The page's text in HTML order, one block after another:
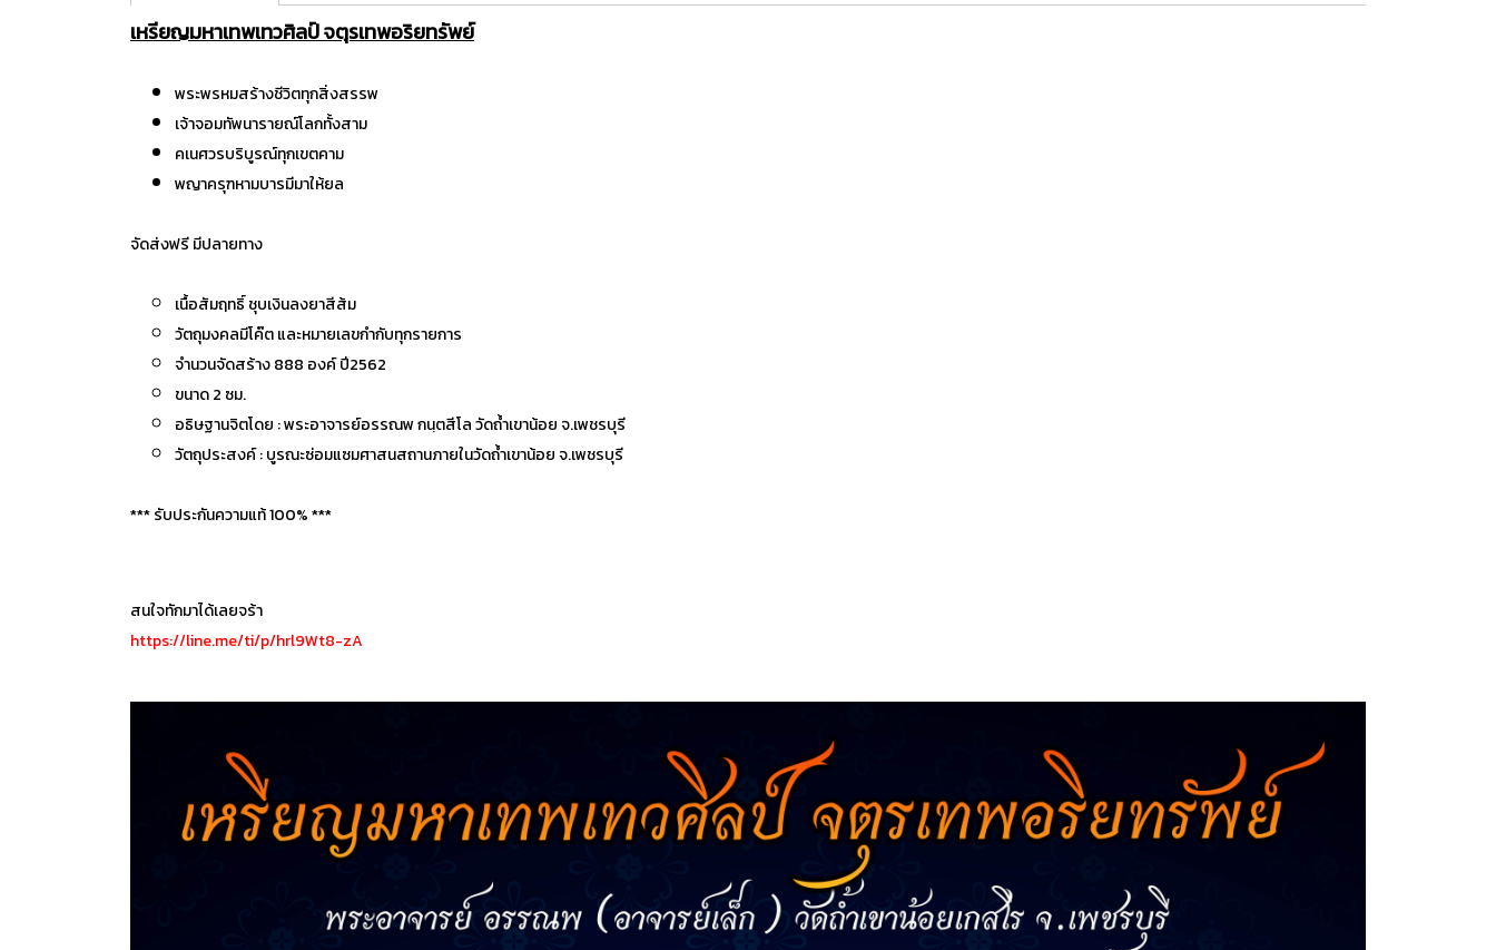
เหรียญมหาเทพเทวศิลป์ จตุรเทพอริยทรัพย์
พระพรหมสร้างชีวิตทุกสิ่งสรรพ
เจ้าจอมทัพนารายณ์โลกทั้งสาม
คเนศวรบริบูรณ์ทุกเขตคาม
พญาครุฑหามบารมีมาให้ยล
จัดส่งฟรี มีปลายทาง
เนื้อสัมฤทธิ์ ชุบเงินลงยาสีส้ม
วัตถุมงคลมีโค๊ต และหมายเลขกำกับทุกรายการ
จำนวนจัดสร้าง 888 องค์ ปี2562
ขนาด 2 ซม.
อธิษฐานจิตโดย : พระอาจารย์อรรณพ กนฺตสีโล วัดถ้ำเขาน้อย จ.เพชรบุรี
วัตถุประสงค์ : บูรณะซ่อมแซมศาสนสถานภายในวัดถ้ำเขาน้อย จ.เพชรบุรี
*** รับประกันความแท้ 100% ***
สนใจทักมาได้เลยจร้า
https://line.me/ti/p/hrl9Wt8-zA